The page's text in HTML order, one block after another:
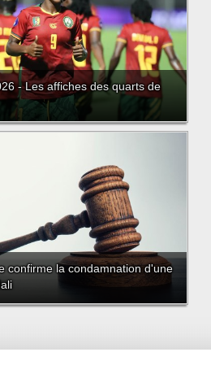
- Les affiches des quarts de
confirme la condamnation d'une